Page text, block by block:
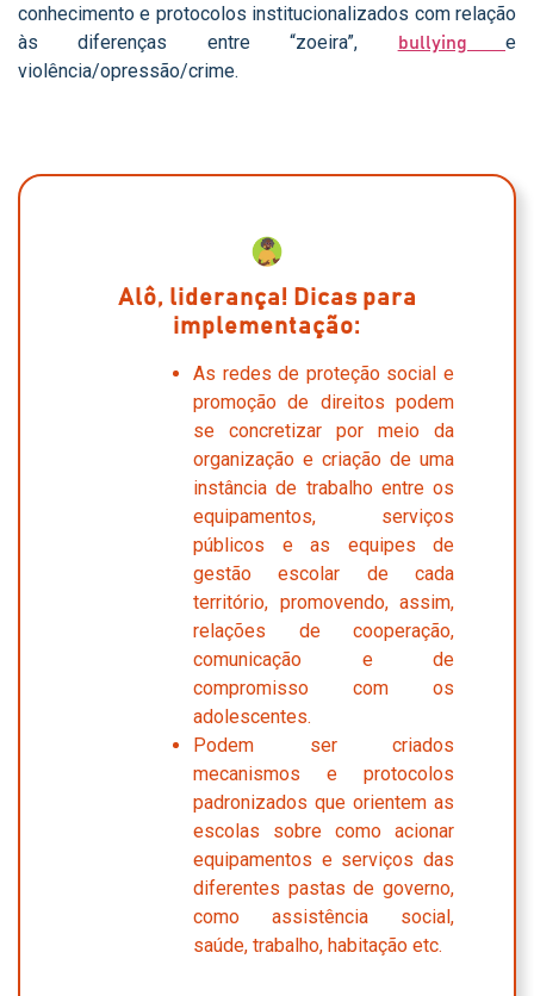
conhecimento e protocolos institucionalizados com relação
às diferenças entre “zoeira”,
bullyinge
violência/opressão/crime.
Alô, liderança! Dicas para
implementação:
As redes de proteção social e
promoção de direitos podem
se concretizar por meio da
organização e criação de uma
instância de trabalho entre os
equipamentos, serviços
públicos e as equipes de
gestão escolar de cada
território, promovendo, assim,
relações de cooperação,
comunicação e de
compromisso com os
adolescentes.
Podem ser criados
mecanismos e protocolos
padronizados que orientem as
escolas sobre como acionar
equipamentos e serviços das
diferentes pastas de governo,
como assistência social,
saúde, trabalho, habitação etc.